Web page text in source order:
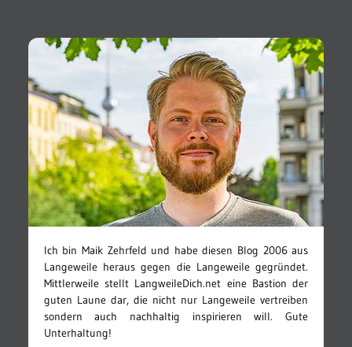
Ich bin Maik Zehrfeld und habe diesen Blog 2006 aus
Langeweile heraus gegen die Langeweile gegründet.
Mittlerweile stellt LangweileDich.net eine Bastion der
guten Laune dar, die nicht nur Langeweile vertreiben
sondern auch nachhaltig inspirieren will. Gute
Unterhaltung!